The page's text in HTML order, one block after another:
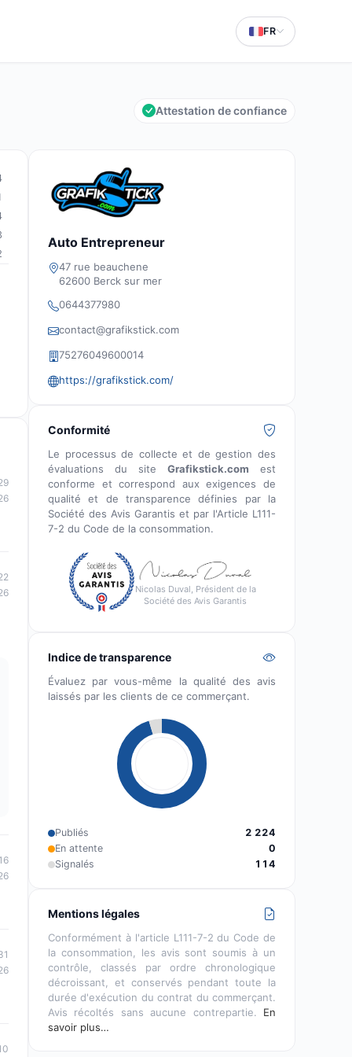
FR
Attestation de confiance
Auto Entrepreneur
47 rue beauchene
62600 Berck sur mer
0644377980
contact@grafikstick.com
75276049600014
https://grafikstick.com/
Conformité
Le processus de collecte et de gestion des
évaluations du site Grafikstick.com est
conforme et correspond aux exigences de
qualité et de transparence définies par la
Société des Avis Garantis et par l'Article L111-
7-2 du Code de la consommation.
Nicolas Duval, Président de la
Société des Avis Garantis
Indice de transparence
Évaluez par vous-même la qualité des avis
laissés par les clients de ce commerçant.
Publiés
2 224
En attente
0
Signalés
114
Mentions légales
Conformément à l'article L111-7-2 du Code de
la consommation, les avis sont soumis à un
contrôle, classés par ordre chronologique
décroissant, et conservés pendant toute la
durée d'exécution du contrat du commerçant.
Avis récoltés sans aucune contrepartie. En
savoir plus…